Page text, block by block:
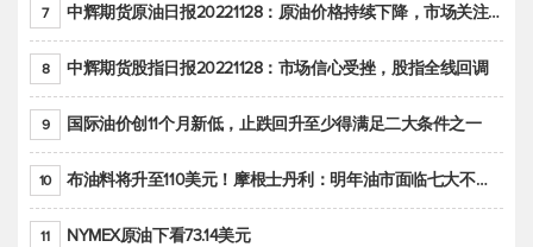
7 中辉期货原油日报20221128：原油价格持续下降，市场关注OPEC+新一轮产能政策
8 中辉期货股指日报20221128：市场信心受挫，股指全线回调
9 国际油价创11个月新低，止跌回升至少得满足二大条件之一
10 布油料将升至110美元！摩根士丹利：明年油市面临七大不确定性
11 NYMEX原油下看73.14美元